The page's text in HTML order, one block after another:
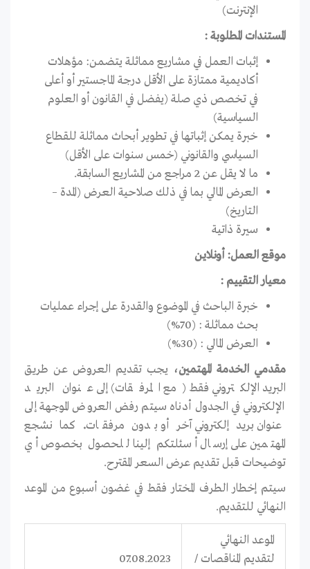
الإنترنت)
المستندات المطلوبة :
إثبات العمل في مشاريع مماثلة يتضمن: مؤهلات
أكاديمية ممتازة على الأقل درجة الماجستير أو أعلى
في تخصص ذي صلة (يفضل في القانون أو العلوم
السياسية)
خبرة يمكن إثباتها في تطوير أبحاث مماثلة للقطاع
السياسي والقانوني (خمس سنوات على الأقل)
ما لا يقل عن 2 مراجع من المشاريع السابقة.
العرض المالي بما في ذلك صلاحية العرض (المدة –
التاريخ)
سيرة ذاتية
موقع العمل: أونلاين
معيار التقييم :
خبرة الباحث في الموضوع والقدرة على إجراء عمليات
بحث مماثلة : (70%)
العرض المالي : (30%)
مقدمي الخدمة المهتمين، يجب تقديم العروض عن طريق
البريد الإلكتروني فقط (مع المرفقات) إلى عنوان البريد
الإلكتروني في الجدول أدناه سيتم رفض العروض الموجهة إلى
عنوان بريد إلكتروني آخر أو بدون مرفقات. كما نشجع
المهتمين على إرسال أسئلتكم إلينا للحصول بخصوص أي
توضيحات قبل تقديم عرض السعر المقترح.
سيتم إخطار الطرف المختار فقط في غضون أسبوع من الموعد
النهائي للتقديم.
الموعد النهائي
لتقديم المناقصات /
07.08.2023